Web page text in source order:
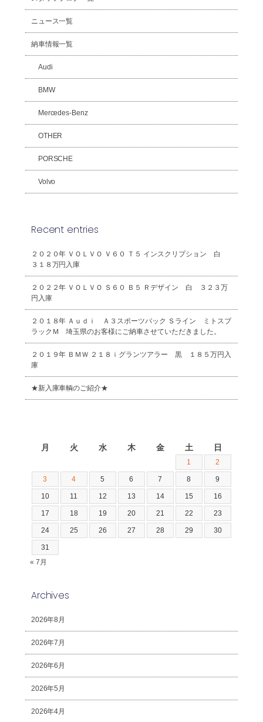
ニュース一覧
納車情報一覧
Audi
BMW
Mercedes-Benz
OTHER
PORSCHE
Volvo
Recent entries
２０２０年 ＶＯＬＶＯ Ｖ６０ Ｔ５ インスクリプション 白
３１８万円入庫
２０２２年 ＶＯＬＶＯ Ｓ６０ Ｂ５ Ｒデザイン 白 ３２３万
円入庫
２０１８年 Ａｕｄｉ Ａ３スポーツバック Ｓライン ミトスブ
ラックＭ 埼玉県のお客様にご納車させていただきました。
２０１９年 ＢＭＷ ２１８ｉグランツアラー 黒 １８５万円入
庫
★新入庫車輌のご紹介★
月 火 水 木 金 土 日
1 2
3 4 5 6 7 8 9
10 11 12 13 14 15 16
17 18 19 20 21 22 23
24 25 26 27 28 29 30
31
« 7月
Archives
2026年8月
2026年7月
2026年6月
2026年5月
2026年4月